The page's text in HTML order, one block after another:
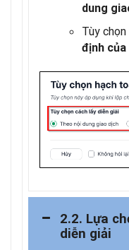
dung
Tùy
định
2.2. Lựa
diễn giải